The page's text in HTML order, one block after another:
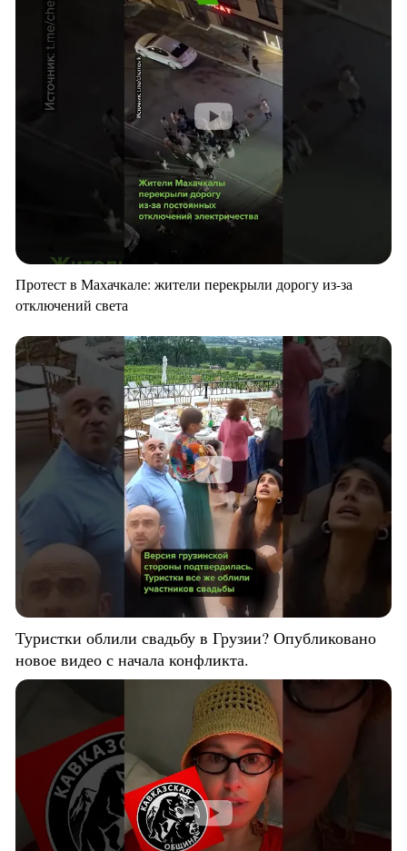
Протест в Махачкале: жители перекрыли дорогу из-за
отключений света
Туристки облили свадьбу в Грузии? Опубликовано
новое видео с начала конфликта.